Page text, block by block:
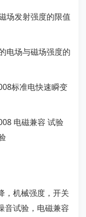
场发射强度的限值
电场与磁场强度的
标准电快速瞬变
电磁兼容 试验
，机械强度，开关
音试验，电磁兼容